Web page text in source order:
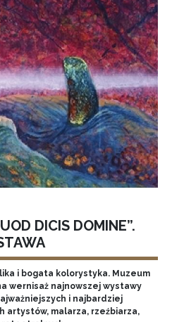
DICIS DOMINE”.
i bogata kolorystyka. Muzeum
wernisaż najnowszej wystawy
i najbardziej
artystów, malarza, rzeźbiarza,